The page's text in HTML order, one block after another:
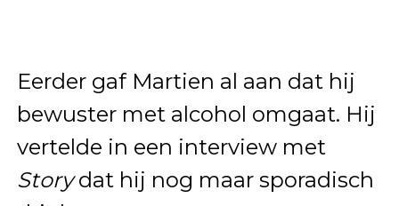
Eerder gaf Martien al aan dat hij
bewuster met alcohol omgaat. Hij
vertelde in een interview met
Storydat hij nog maar sporadisch